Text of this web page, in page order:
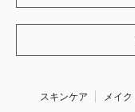
スキンケア メイク